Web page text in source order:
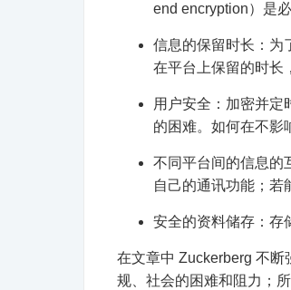
end encryption）是
信息的保留时长：为
在平台上保留的时长
用户安全：加密并定
的困难。如何在不影
不同平台间的信息的
自己的通讯功能；若
安全的资料储存：存
在文章中 Zuckerberg 不
规、社会的困难和阻力；